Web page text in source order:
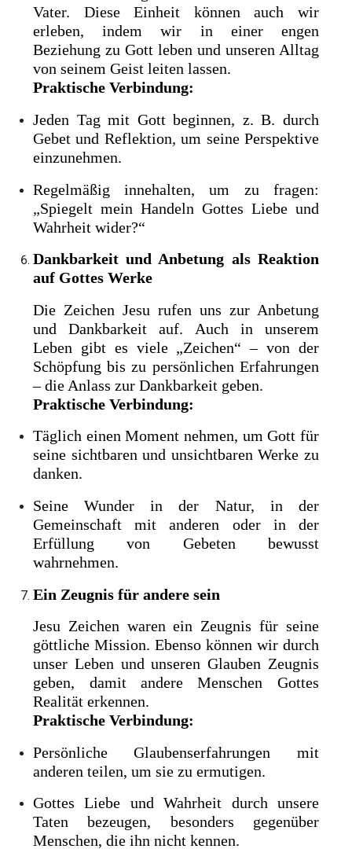
Vater. Diese Einheit können auch wir
erleben, indem wir in einer engen
Beziehung zu Gott leben und unseren Alltag
von seinem Geist leiten lassen.
Praktische Verbindung:
Jeden Tag mit Gott beginnen, z. B. durch
Gebet und Reflektion, um seine Perspektive
einzunehmen.
Regelmäßig innehalten, um zu fragen:
„Spiegelt mein Handeln Gottes Liebe und
Wahrheit wider?“
Dankbarkeit und Anbetung als Reaktion
auf Gottes Werke
Die Zeichen Jesu rufen uns zur Anbetung
und Dankbarkeit auf. Auch in unserem
Leben gibt es viele „Zeichen“ – von der
Schöpfung bis zu persönlichen Erfahrungen
– die Anlass zur Dankbarkeit geben.
Praktische Verbindung:
Täglich einen Moment nehmen, um Gott für
seine sichtbaren und unsichtbaren Werke zu
danken.
Seine Wunder in der Natur, in der
Gemeinschaft mit anderen oder in der
Erfüllung von Gebeten bewusst
wahrnehmen.
Ein Zeugnis für andere sein
Jesu Zeichen waren ein Zeugnis für seine
göttliche Mission. Ebenso können wir durch
unser Leben und unseren Glauben Zeugnis
geben, damit andere Menschen Gottes
Realität erkennen.
Praktische Verbindung:
Persönliche Glaubenserfahrungen mit
anderen teilen, um sie zu ermutigen.
Gottes Liebe und Wahrheit durch unsere
Taten bezeugen, besonders gegenüber
Menschen, die ihn nicht kennen.